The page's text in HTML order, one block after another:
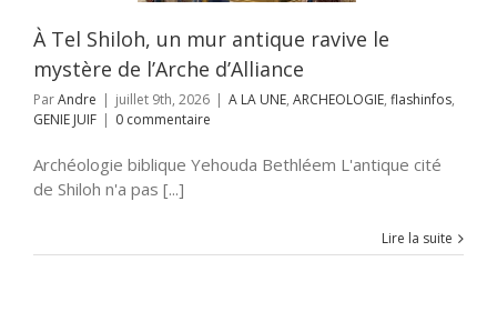
À Tel Shiloh, un mur antique ravive le
mystère de l’Arche d’Alliance
ParAndre | juillet 9th, 2026 | A LA UNE, ARCHEOLOGIE, flashinfos,
GENIE JUIF | 0 commentaire
Archéologie biblique Yehouda Bethléem L'antique cité
de Shiloh n'a pas [...]
Lire la suite